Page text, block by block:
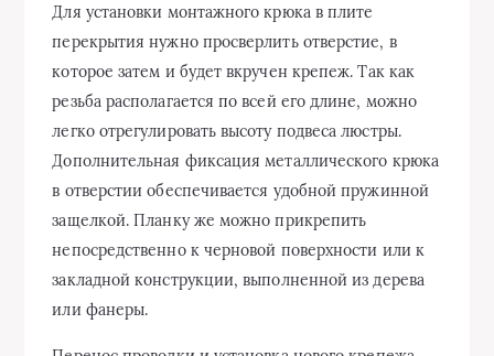
Для установки монтажного крюка в плите
перекрытия нужно просверлить отверстие, в
которое затем и будет вкручен крепеж. Так как
резьба располагается по всей его длине, можно
легко отрегулировать высоту подвеса люстры.
Дополнительная фиксация металлического крюка
в отверстии обеспечивается удобной пружинной
защелкой. Планку же можно прикрепить
непосредственно к черновой поверхности или к
закладной конструкции, выполненной из дерева
или фанеры.